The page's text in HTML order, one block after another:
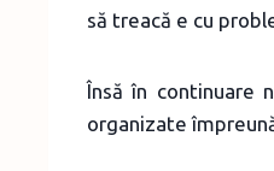
să treacă e cu
Însă în continuare
organizate